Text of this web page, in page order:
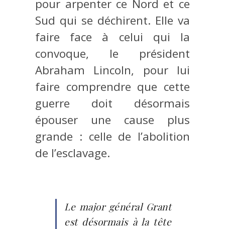
pour arpenter ce Nord et ce
Sud qui se déchirent. Elle va
faire face à celui qui la
convoque, le président
Abraham Lincoln, pour lui
faire comprendre que cette
guerre doit désormais
épouser une cause plus
grande : celle de l’abolition
de l’esclavage.
Le major général Grant
est désormais à la tête